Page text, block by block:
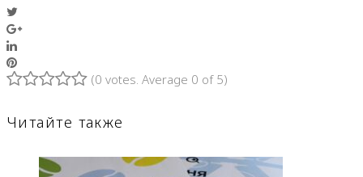
Google+
LinkedIn
Pinterest
(0 votes. Average 0 of 5)
Читайте также